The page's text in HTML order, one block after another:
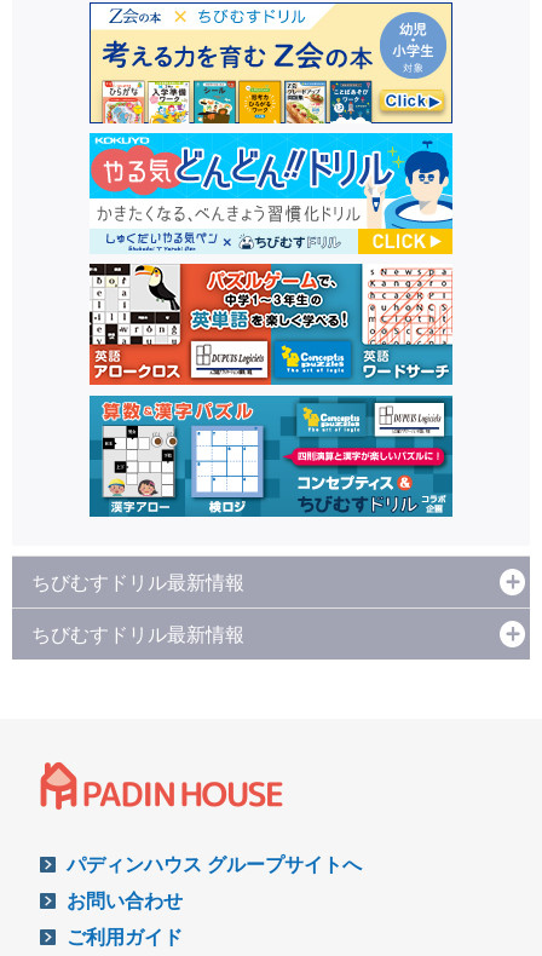
ちびむすドリル最新情報
ちびむすドリル最新情報
パディンハウス グループサイトへ
お問い合わせ
ご利用ガイド